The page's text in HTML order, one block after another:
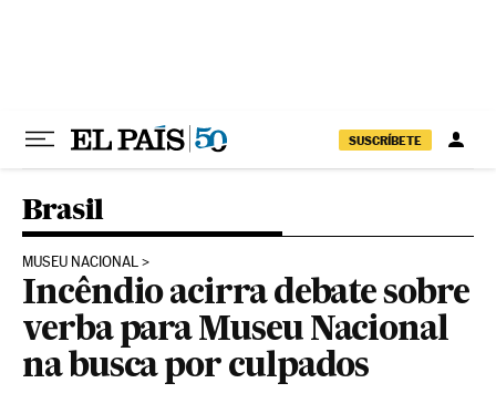
SUSCRÍBETE
Brasil
MUSEU NACIONAL
Incêndio acirra debate sobre
verba para Museu Nacional
na busca por culpados